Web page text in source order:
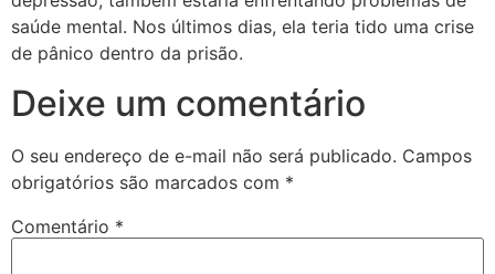
saúde mental. Nos últimos dias, ela teria tido uma crise
de pânico dentro da prisão.
Deixe um comentário
O seu endereço de e-mail não será publicado. Campos
obrigatórios são marcados com *
Comentário *